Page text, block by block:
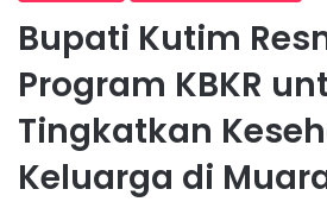
Bupati Kutim
Program KBKR
Tingkatkan
Keluarga di